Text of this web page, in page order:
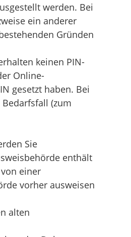
werden. Bei
ein anderer
Gründen
keinen PIN-
Online-
gesetzt haben. Bei
(zum
Sie
enthält
einer
vorher ausweisen
alten